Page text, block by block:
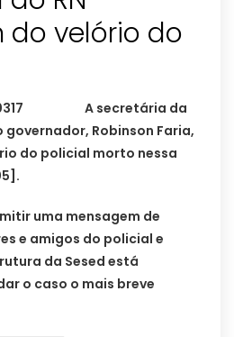
velório do
A secretária da
governador, Robinson Faria,
do policial morto nessa
uma mensagem de
e amigos do policial e
da Sesed está
o caso o mais breve